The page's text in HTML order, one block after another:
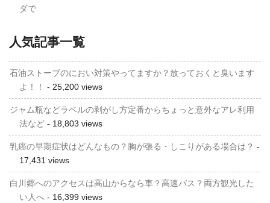
ダで
人気記事一覧
石油ストーブのにおい対策やってますか？放っておくと臭います
よ！！
- 25,200 views
ジャム瓶などラベルの剥がし方定番からちょっと意外なアレ利用
法など- 18,803 views
乳癌の早期症状はどんなもの？胸が張る・しこりがある場合は？ -
17,431 views
白川郷へのアクセスは高山からなら車？高速バス？両方観光した
い人へ- 16,399 views